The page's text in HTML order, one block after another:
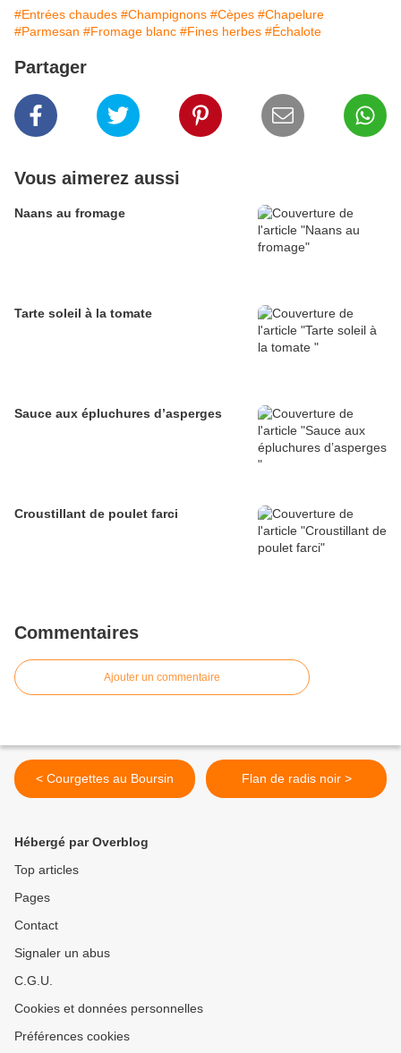
#Entrées chaudes #Champignons #Cèpes #Chapelure
#Parmesan #Fromage blanc #Fines herbes #Échalote
Partager
Vous aimerez aussi
Naans au fromage
Tarte soleil à la tomate
Sauce aux épluchures d’asperges
Croustillant de poulet farci
Commentaires
Ajouter un commentaire
< Courgettes au Boursin Flan de radis noir >
Hébergé par Overblog
Top articles
Pages
Contact
Signaler un abus
C.G.U.
Cookies et données personnelles
Préférences cookies